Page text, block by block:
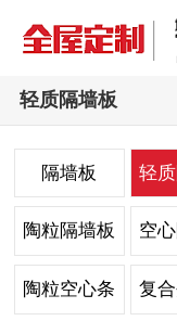
轻质隔墙板
隔墙板 轻
陶粒隔墙板 空
陶粒空心条 复